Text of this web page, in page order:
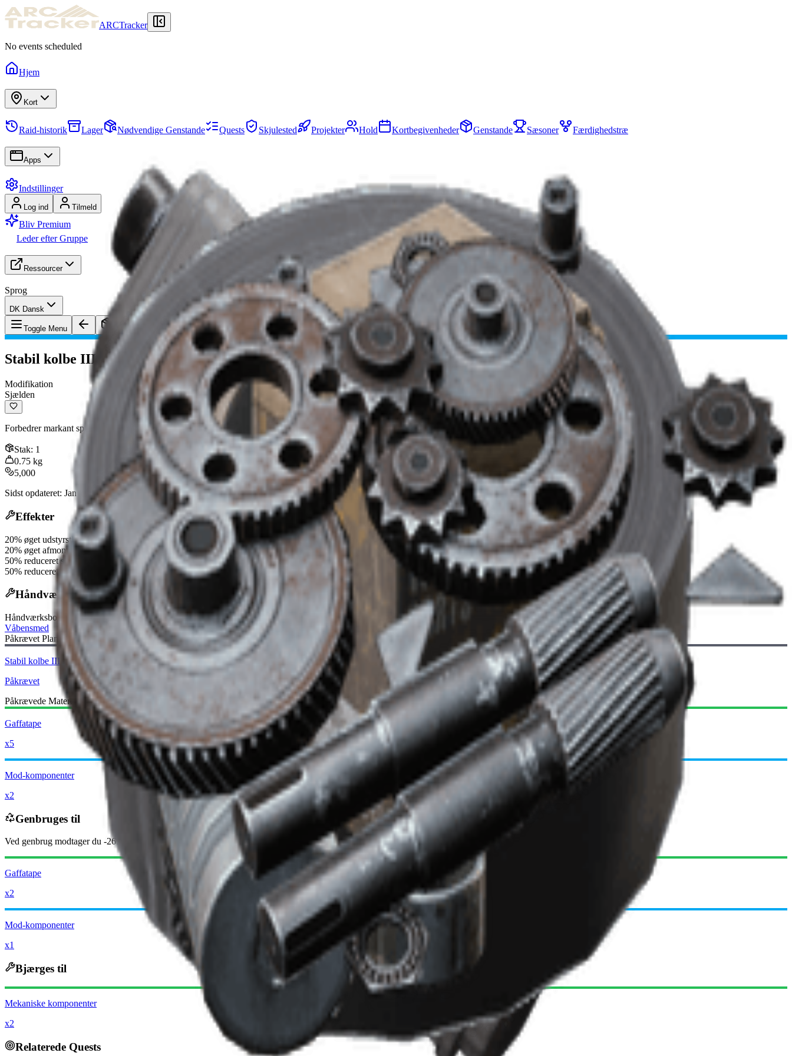
ARCTracker
No events scheduled
Hjem
Kort
Raid-historik Lager Nødvendige Genstande Quests Skjulested Projekter Hold Kortbegivenheder Genstande Sæsoner Færdighedstræ
Apps
Indstillinger
Log ind Tilmeld
Bliv Premium
Leder efter Gruppe
Ressourcer
Sprog
DK Dansk
Toggle Menu Genstand Stabil kolbe III
Stabil kolbe III
Modifikation
Sjælden
Forbedrer markant spredning og rekylgendannelsestid.
Stak: 1
0.75 kg
5,000
Sidst opdateret: Jan 09, 2026
Effekter
20% øget udstyrstid
20% øget afmonteringstid
50% reduceret spredningsgendannelsestid
50% reduceret rekylgendannelsestid
Håndværksopskrift
Håndværksbord
Våbensmed
Påkrævet Plantegning:
Stabil kolbe III-tegning
Påkrævet
Påkrævede Materialer:
Gaffatape
x5
Mod-komponenter
x2
Genbruges til
Ved genbrug modtager du -2650 Raider-mønter
Gaffatape
x2
Mod-komponenter
x1
Bjærges til
Mekaniske komponenter
x2
Relaterede Quests